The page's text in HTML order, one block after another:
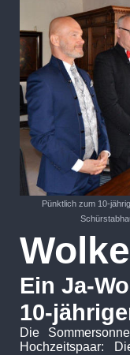
Pünktlich zum 10-
Ein Ja-
10-
Die
Hochzeitspaar: